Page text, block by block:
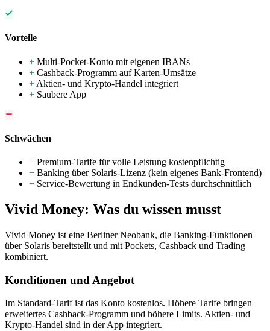
Vorteile
+ Multi-Pocket-Konto mit eigenen IBANs
+ Cashback-Programm auf Karten-Umsätze
+ Aktien- und Krypto-Handel integriert
+ Saubere App
Schwächen
− Premium-Tarife für volle Leistung kostenpflichtig
− Banking über Solaris-Lizenz (kein eigenes Bank-Frontend)
− Service-Bewertung in Endkunden-Tests durchschnittlich
Vivid Money: Was du wissen musst
Vivid Money ist eine Berliner Neobank, die Banking-Funktionen
über Solaris bereitstellt und mit Pockets, Cashback und Trading
kombiniert.
Konditionen und Angebot
Im Standard-Tarif ist das Konto kostenlos. Höhere Tarife bringen
erweitertes Cashback-Programm und höhere Limits. Aktien- und
Krypto-Handel sind in der App integriert.